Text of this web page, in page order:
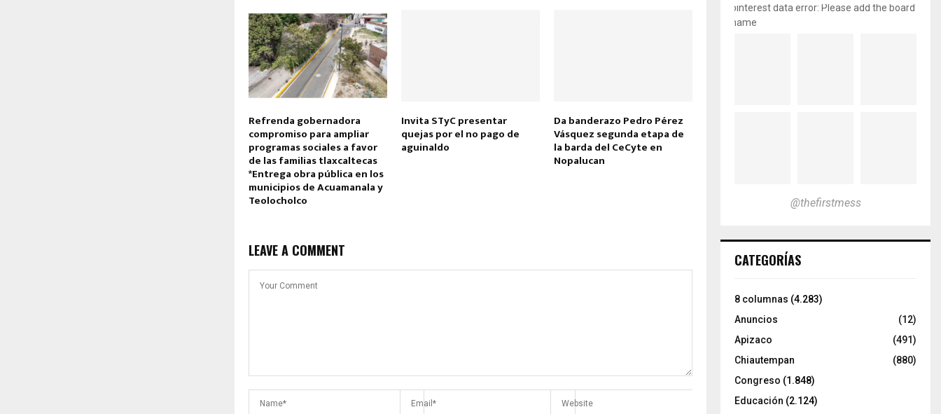
Refrenda gobernadora
compromiso para ampliar
programas sociales a favor
de las familias tlaxcaltecas
*Entrega obra pública en los
municipios de Acuamanala y
Teolocholco
Invita STyC presentar
quejas por el no pago de
aguinaldo
Da banderazo Pedro Pérez
Vásquez segunda etapa de
la barda del CeCyte en
Nopalucan
LEAVE A COMMENT
pinterest data error: Please add the board
name
@thefirstmess
CATEGORÍAS
8 columnas (4.283)
Anuncios
(12)
Apizaco
(491)
Chiautempan
(880)
Congreso (1.848)
Educación (2.124)